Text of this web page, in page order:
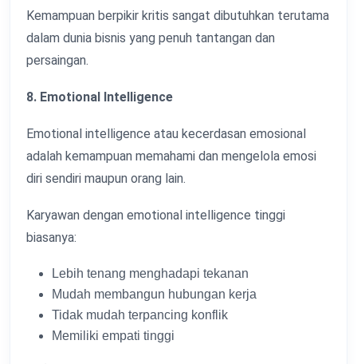
Kemampuan berpikir kritis sangat dibutuhkan terutama
dalam dunia bisnis yang penuh tantangan dan
persaingan.
8. Emotional Intelligence
Emotional intelligence atau kecerdasan emosional
adalah kemampuan memahami dan mengelola emosi
diri sendiri maupun orang lain.
Karyawan dengan emotional intelligence tinggi
biasanya:
Lebih tenang menghadapi tekanan
Mudah membangun hubungan kerja
Tidak mudah terpancing konflik
Memiliki empati tinggi